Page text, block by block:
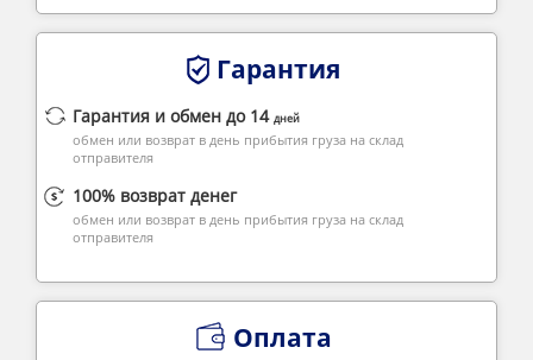
Гарантия
Гарантия и обмен до 14 дней
обмен или возврат в день прибытия груза на склад
отправителя
100% возврат денег
обмен или возврат в день прибытия груза на склад
отправителя
Оплата